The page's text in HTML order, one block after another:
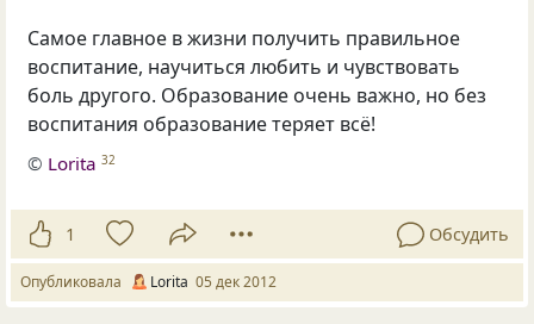
Самое главное в жизни получить правильное
воспитание, научиться любить и чувствовать
боль другого. Образование очень важно, но без
воспитания образование теряет всё!
© Lorita 32
1 Обсудить
Опубликовала Lorita 05 дек 2012